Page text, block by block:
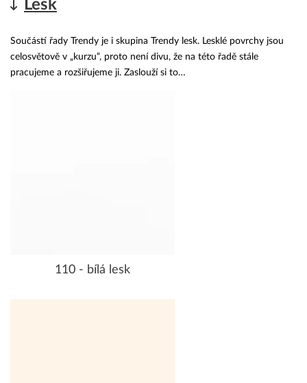
Lesk
Součástí řady Trendy je i skupina Trendy lesk. Lesklé povrchy jsou
celosvětově v „kurzu“, proto není divu, že na této řadě stále
pracujeme a rozšiřujeme ji. Zaslouží si to…
110 - bílá lesk